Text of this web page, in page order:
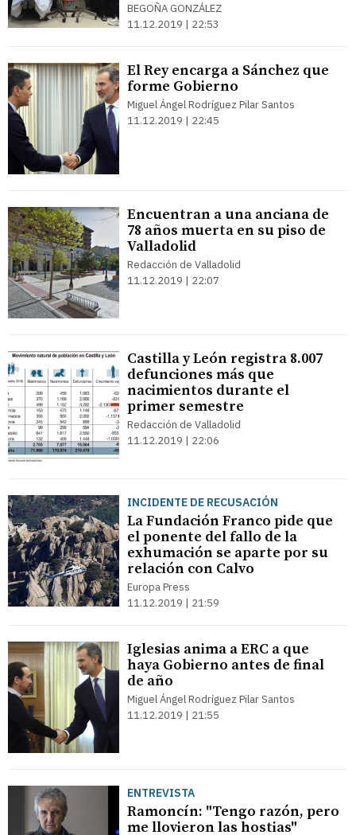
BEGOÑA GONZÁLEZ
11.12.2019 | 22:53
El Rey encarga a Sánchez que
forme Gobierno
Miguel Ángel Rodríguez Pilar Santos
11.12.2019 | 22:45
Encuentran a una anciana de
78 años muerta en su piso de
Valladolid
Redacción de Valladolid
11.12.2019 | 22:07
Castilla y León registra 8.007
defunciones más que
nacimientos durante el
primer semestre
Redacción de Valladolid
11.12.2019 | 22:06
INCIDENTE DE RECUSACIÓN
La Fundación Franco pide que
el ponente del fallo de la
exhumación se aparte por su
relación con Calvo
Europa Press
11.12.2019 | 21:59
Iglesias anima a ERC a que
haya Gobierno antes de final
de año
Miguel Ángel Rodríguez Pilar Santos
11.12.2019 | 21:55
ENTREVISTA
Ramoncín: "Tengo razón, pero
me llovieron las hostias"